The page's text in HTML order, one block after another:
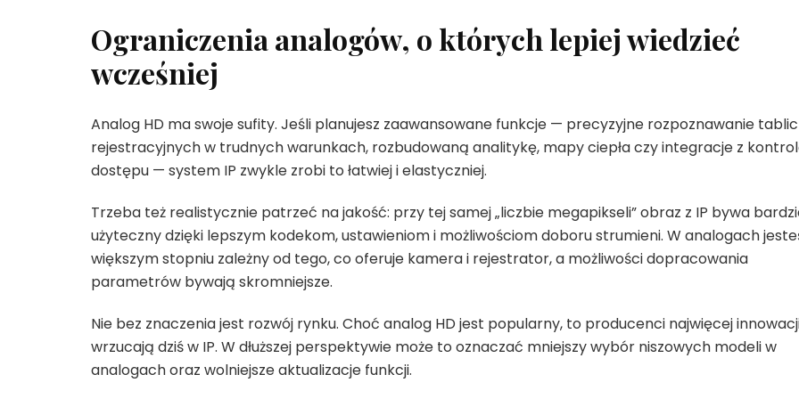
Ograniczenia analogów, o których lepiej wiedzieć
wcześniej
Analog HD ma swoje sufity. Jeśli planujesz zaawansowane funkcje — precyzyjne rozpoznawanie tablic
rejestracyjnych w trudnych warunkach, rozbudowaną analitykę, mapy ciepła czy integracje z
dostępu — system IP zwykle zrobi to łatwiej i elastyczniej.
Trzeba też realistycznie patrzeć na jakość: przy tej samej „liczbie megapikseli” obraz z IP bywa
użyteczny dzięki lepszym kodekom, ustawieniom i możliwościom doboru strumieni. W analogach
większym stopniu zależny od tego, co oferuje kamera i rejestrator, a możliwości dopracowania
parametrów bywają skromniejsze.
Nie bez znaczenia jest rozwój rynku. Choć analog HD jest popularny, to producenci najwięcej
wrzucają dziś w IP. W dłuższej perspektywie może to oznaczać mniejszy wybór niszowych modeli w
analogach oraz wolniejsze aktualizacje funkcji.